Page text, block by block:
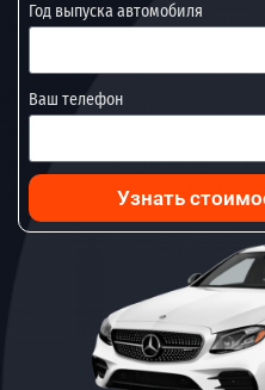
Год выпуска автомобиля
Ваш телефон
Узнать